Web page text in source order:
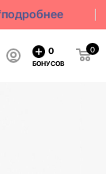
0
0
БОНУСОВ